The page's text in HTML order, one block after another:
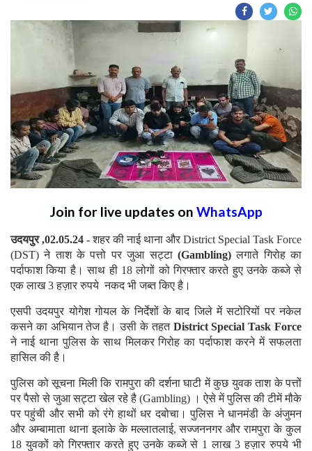
Join for live updates on WhatsApp
उदयपुर ,02.05.24 -शहर की नाई थाना और District Special Task Force
(DST) ने ताश के पत्तो पर जुआ सट्टा(Gambling)लगाते गिरोह का
पर्दाफाश किया है। साथ ही 18 लोगों को गिरफ्तार करते हुए उनके कब्जे से
एक लाख 3 हज़ार रुपये नकद भी जब्त किए है।
एसपी उदयपुर योगेश गोयल के निर्देशों के बाद जिले में सटोरियों पर नकेल
कसने का अभियान तेज है। उसी के तहत District Special Task Force
ने नाई थाना पुलिस के साथ मिलकर गिरोह का पर्दाफाश करने में सफलता
हासिल की है।
पुलिस को सूचना मिली कि रामपुरा की दर्शना घाटी में कुछ युवक ताश के पत्तों
पर पैसो से जुआ सट्टा खेल रहे है (Gambling) । ऐसे में पुलिस की टीमें मौके
पर पहुंची और सभी को रंगे हाथों धर दबोचा। पुलिस ने धानमंडी के अंजुमन
और अम्बामाता थाना इलाके के मल्लातलाई, सज्जननगर और रामपुरा के कुल
18 युवकों को गिरफ्तार करते हुए उनके कब्जे से 1 लाख 3 हज़ार रुपये भी